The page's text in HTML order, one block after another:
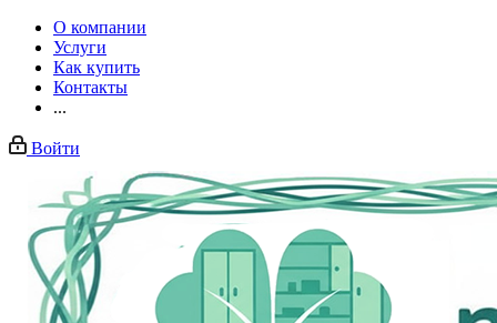
О компании
Услуги
Как купить
Контакты
...
Войти